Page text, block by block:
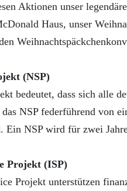
Aktionen unser
Haus, unser
(NSP)
bedeutet, dass sich alle
NSP federführend von
Ein NSP wird für zwei
Projekt (ISP)
Projekt unterstützen